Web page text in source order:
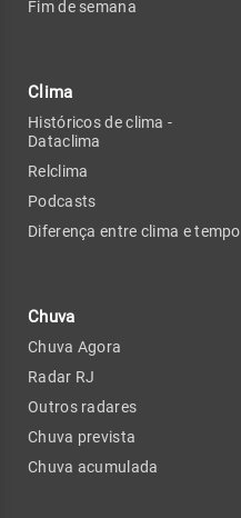
Fim de semana
Clima
Históricos de clima -
Dataclima
Relclima
Podcasts
Diferença entre clima e tempo
Chuva
Chuva Agora
Radar RJ
Outros radares
Chuva prevista
Chuva acumulada